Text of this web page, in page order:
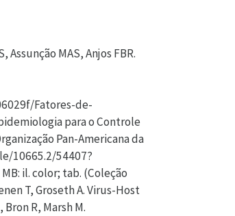
[https://doi.org/10.1016/j.ijbiomac.2021.10.172]. 36. Dimitrov DS. Virus entry: molecular mechanisms and biomedical applications. Nat Rev Microbiol. 2004; 2(2): 109-22. Disponível em: [https://doi.org/10.1038/nrmicro817]. 37. Más V, Melero JA. Entry of Enveloped Viruses into Host Cells: Membrane Fusion. In: Mateu M. (eds) Structure and Physics of Viruses. Subcellular Biochemistry. 2013; 68: 467. Springer, Dordrecht. Disponível em: [https://doi.org/10.1007/978-94-007-6552-8_16]. 38. Shang J, Wan Y, Luo C, Ye G, et al. Cell entry mechanisms of SARS-CoV-2. Proc Natl Acad Sci USA. 2020, 26; 117(21): 11727-11734. Disponível em: [https://doi.org/10.1073/pnas.2003138117]. 39. Pillay TS. Gene of the month: the 2019-nCoV/SARS-CoV-2 novel corona virus spike protein. J Clin Pathol, 2020, Jul;73(7):366-369. Disponível em: [https://doi.org/10.1136/jclinpath-2020-206658]. 40. Letko M, Marzi A, Munster V. Functional assessment of cell entry and receptor usage for SARS-CoV-2 and other lineage B betacoronaviruses. Nat Microbiol. 2020; 5(4): 562-569. Disponível em: [https://doi.org/10.1038/s41564-020-0688-y]. 41. Örd M, Faustova I, Loog M. The sequence at Spike S1/S2 site enables cleavage by furin and phospho-regulation in SARS-CoV2 but not in SARS-CoV1 or MERS CoV. Sci Rep 10. 2020, 16944. Disponível em: [https://doi.org/10.1038/s41598-020-74101-0]. 42. Huang Y, Yang C, Xu X, Xu W, Liu S. Structural and functional properties of SARS-CoV-2 spike protein: potential antivirus drug development for COVID 19. Acta Pharmacol Sin. 2020; 41: 1141–1149. Disponível em: [https://doi.org/10.1038/s41401-020-0485-4]. 43. Chinchar VG. Replication of Viruses. Encyclop Virology. 1999: 1471–8. Disponível em: [https://doi.org/10.1006/rwvi.1999.0245]. 44. Pišlar A, Mitrović A, Sabotič